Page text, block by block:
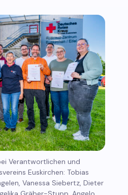
Verantwortlichen und
Euskirchen: Tobias
Vanessa Siebertz, Dieter